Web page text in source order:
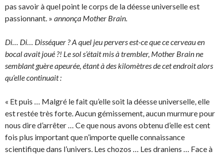
pas savoir à quel point le corps de la déesse universelle est
passionnant. » annonça Mother Brain.
Di… Di… Disséquer ? A quel jeu pervers est-ce que ce cerveau en
bocal avait joué ?! Le sol s’était mis à trembler, Mother Brain ne
semblant guère apeurée, étant à des kilomètres de cet endroit alors
qu’elle continuait :
« Et puis … Malgré le fait qu’elle soit la déesse universelle, elle
est restée très forte. Aucun gémissement, aucun murmure pour
nous dire d’arrêter … Ce que nous avons obtenu d’elle est cent
fois plus important que n’importe quelle connaissance
scientifique dans l’univers. Les chozos … Les draniens … Face à